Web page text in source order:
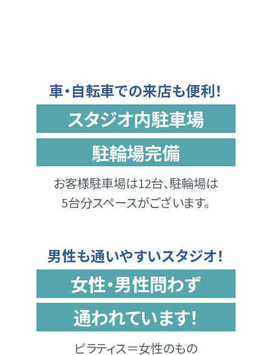
車・自転車での来店も便利！
スタジオ内駐車場
駐輪場完備
お客様駐車場は12台、駐輪場は
5台分スペースがございます。
男性も通いやすいスタジオ！
女性・男性問わず
通われています！
ピラティス＝女性のもの